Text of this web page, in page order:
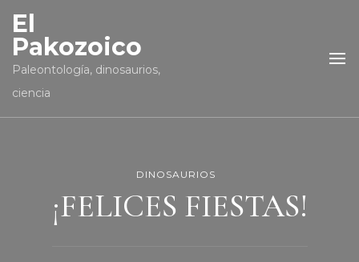
El
Pakozoico
Paleontología, dinosaurios,
ciencia
DINOSAURIOS
¡FELICES FIESTAS!